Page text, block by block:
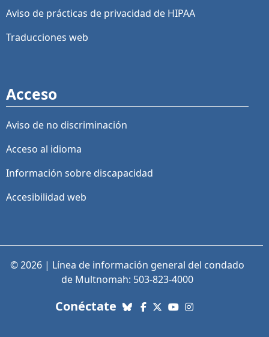
Aviso de prácticas de privacidad de HIPAA
Traducciones web
Acceso
Aviso de no discriminación
Acceso al idioma
Información sobre discapacidad
Accesibilidad web
© 2026 | Línea de información general del condado
de Multnomah: 503-823-4000
Conéctate con nosotros. Enlaces a
Bluesky
Facebook
X (Twitter)
YouTube
Instagram